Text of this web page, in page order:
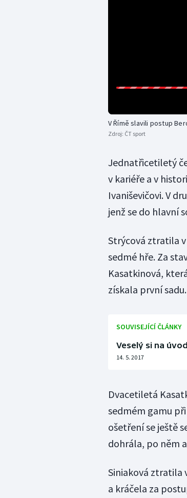
V Římě slavili postup
Zdroj: ČT sport
Jednatřicetiletý
v kariéře a v
Ivaniševičovi. V
jenž se do hlavní
Strýcová ztratila
sedmé hře. Za
Kasatkinová,
získala první sadu.
SOUVISEJÍCÍ ČLÁNKY
Veselý si na
14. 5. 2017
Dvacetiletá
sedmém gamu
ošetření se ještě
dohrála, po něm
Siniaková ztratila
a kráčela za